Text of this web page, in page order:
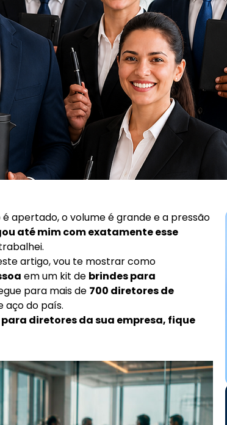
apertado, o volume é grande e a pressão
até mim com exatamente esse
artigo, vou te mostrar como
em um kit de brindes para
para mais de 700 diretores de
aço do país.
diretores da sua empresa, fique